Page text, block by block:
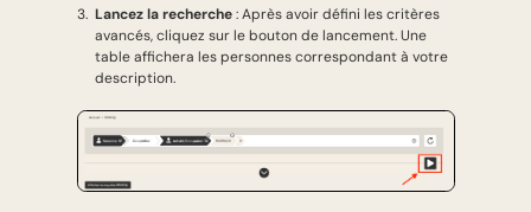
Lancez la recherche: Après avoir défini les critères
avancés, cliquez sur le bouton de lancement. Une
table affichera les personnes correspondant à votre
description.